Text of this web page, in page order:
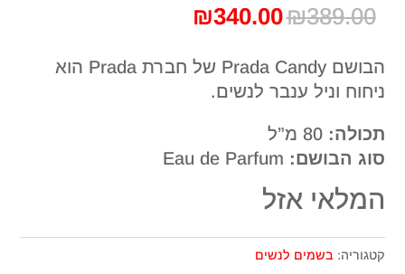
₪389.00
המחיר
היה:
₪389.00.
₪340.00
הוא:
הבושם Prada Candy של חברת Prada הוא
ניחוח וניל ענבר לנשים.
תכולה: 80 מ”ל
סוג הבושם:
המלאי אזל
קטגוריה: בשמים לנשים